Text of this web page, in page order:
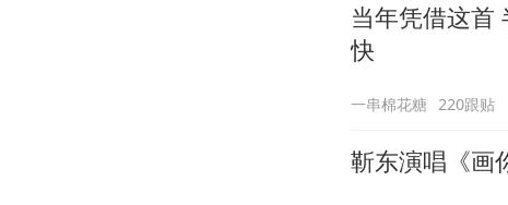
当年凭借这首
快
一串棉花糖 220跟贴
靳东演唱《画